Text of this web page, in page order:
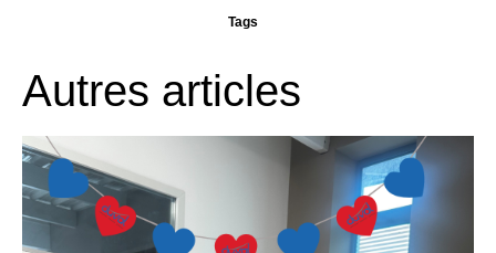
Tags
Autres articles